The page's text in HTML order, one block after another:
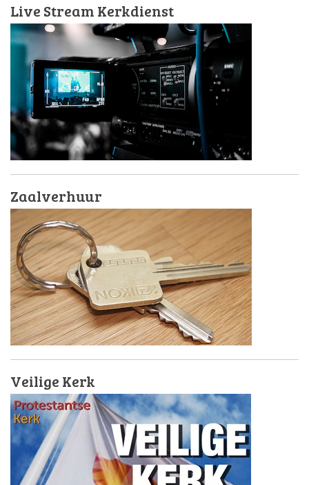
Live Stream Kerkdienst
Zaalverhuur
Veilige Kerk